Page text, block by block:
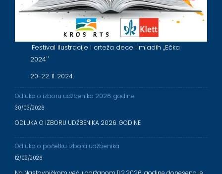
Festival ilustracije i crteža dece i mladih ,,Ečka
2024''
20-22. 11. 2024.
Odluka o izboru udžbenika 2026. godine
30/03/2026
ODLUKA O IZBORU UDŽBENIKA 2026. GODINE
Odluka o početku izbora udžbenika
12/02/2026